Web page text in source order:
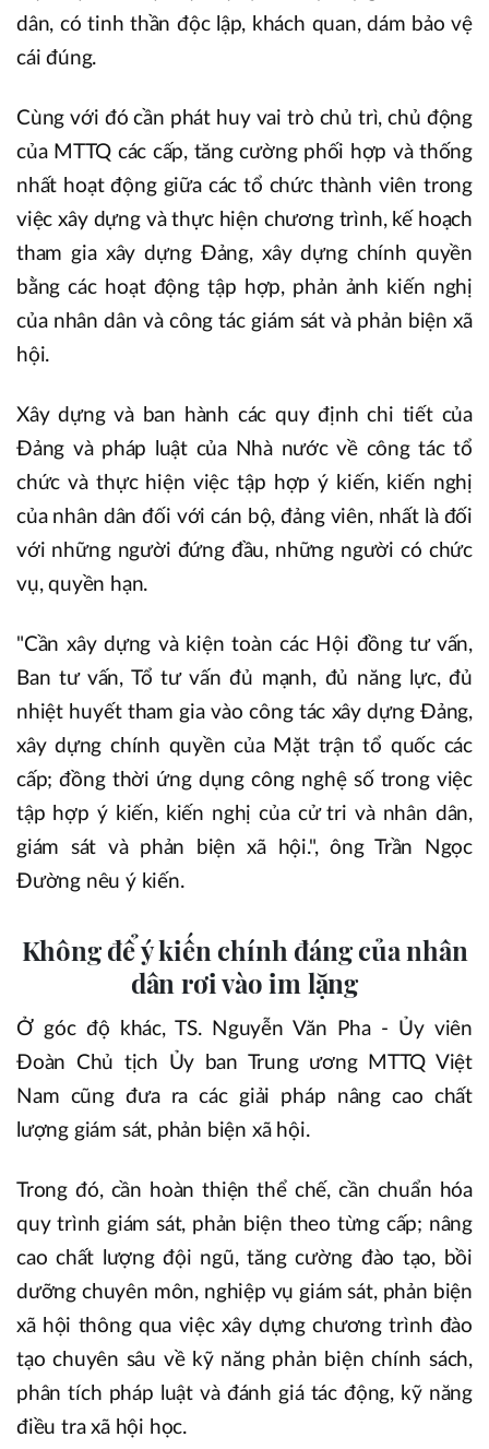
dân, có tinh thần độc lập, khách quan, dám bảo vệ
cái đúng.
Cùng với đó cần phát huy vai trò chủ trì, chủ động
của MTTQ các cấp, tăng cường phối hợp và thống
nhất hoạt động giữa các tổ chức thành viên trong
việc xây dựng và thực hiện chương trình, kế hoạch
tham gia xây dựng Đảng, xây dựng chính quyền
bằng các hoạt động tập hợp, phản ảnh kiến nghị
của nhân dân và công tác giám sát và phản biện xã
hội.
Xây dựng và ban hành các quy định chi tiết của
Đảng và pháp luật của Nhà nước về công tác tổ
chức và thực hiện việc tập hợp ý kiến, kiến nghị
của nhân dân đối với cán bộ, đảng viên, nhất là đối
với những người đứng đầu, những người có chức
vụ, quyền hạn.
"Cần xây dựng và kiện toàn các Hội đồng tư vấn,
Ban tư vấn, Tổ tư vấn đủ mạnh, đủ năng lực, đủ
nhiệt huyết tham gia vào công tác xây dựng Đảng,
xây dựng chính quyền của Mặt trận tổ quốc các
cấp; đồng thời ứng dụng công nghệ số trong việc
tập hợp ý kiến, kiến nghị của cử tri và nhân dân,
giám sát và phản biện xã hội.", ông Trần Ngọc
Đường nêu ý kiến.
Không để ý kiến chính đáng của nhân
dân rơi vào im lặng
Ở góc độ khác, TS. Nguyễn Văn Pha - Ủy viên
Đoàn Chủ tịch Ủy ban Trung ương MTTQ Việt
Nam cũng đưa ra các giải pháp nâng cao chất
lượng giám sát, phản biện xã hội.
Trong đó, cần hoàn thiện thể chế, cần chuẩn hóa
quy trình giám sát, phản biện theo từng cấp; nâng
cao chất lượng đội ngũ, tăng cường đào tạo, bồi
dưỡng chuyên môn, nghiệp vụ giám sát, phản biện
xã hội thông qua việc xây dựng chương trình đào
tạo chuyên sâu về kỹ năng phản biện chính sách,
phân tích pháp luật và đánh giá tác động, kỹ năng
điều tra xã hội học.